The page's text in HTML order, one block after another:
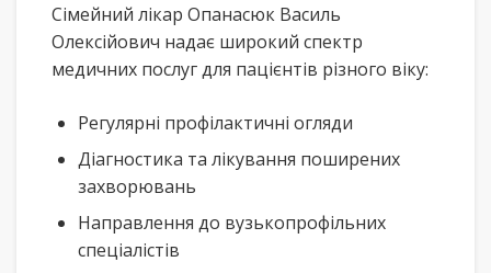
Сімейний лікар Опанасюк Василь
Олексійович надає широкий спектр
медичних послуг для пацієнтів різного віку:
Регулярні профілактичні огляди
Діагностика та лікування поширених
захворювань
Направлення до вузькопрофільних
спеціалістів